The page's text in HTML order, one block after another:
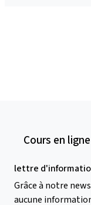
Cours en
lettre
Grâce à notre
aucune